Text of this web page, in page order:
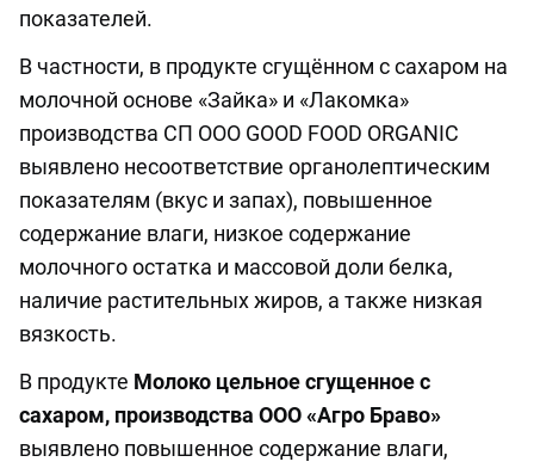
показателей.
В частности, в продукте сгущённом с сахаром на
молочной основе «Зайка» и «Лакомка»
производства СП ООО GOOD FOOD ORGANIC
выявлено несоответствие органолептическим
показателям (вкус и запах), повышенное
содержание влаги, низкое содержание
молочного остатка и массовой доли белка,
наличие растительных жиров, а также низкая
вязкость.
В продукте Молоко цельное сгущенное с
сахаром, производства ООО «Агро Браво»
выявлено повышенное содержание влаги,